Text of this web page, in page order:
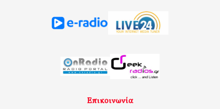
Επικοινωνία